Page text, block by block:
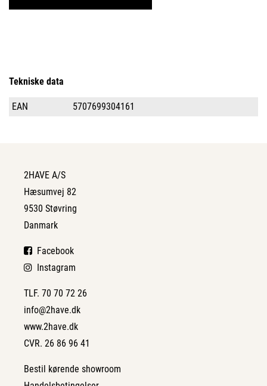
Tekniske data
EAN 5707699304161
2HAVE A/S
Hæsumvej 82
9530 Støvring
Danmark
Facebook
Instagram
TLF. 70 70 72 26
info@2have.dk
www.2have.dk
CVR. 26 86 96 41
Bestil kørende showroom